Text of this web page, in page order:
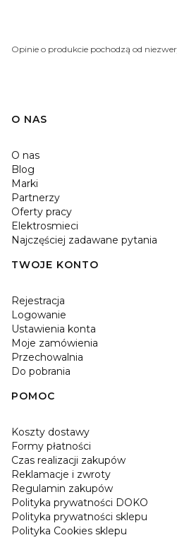
Opinie o produkcie pochodzą od
O NAS
O nas
Blog
Marki
Partnerzy
Oferty pracy
Elektrosmieci
Najczęściej zadawane pytania
TWOJE KONTO
Rejestracja
Logowanie
Ustawienia konta
Moje zamówienia
Przechowalnia
Do pobrania
POMOC
Koszty dostawy
Formy płatności
Czas realizacji zakupów
Reklamacje i zwroty
Regulamin zakupów
Polityka prywatności DOKO
Polityka prywatności sklepu
Polityka Cookies sklepu